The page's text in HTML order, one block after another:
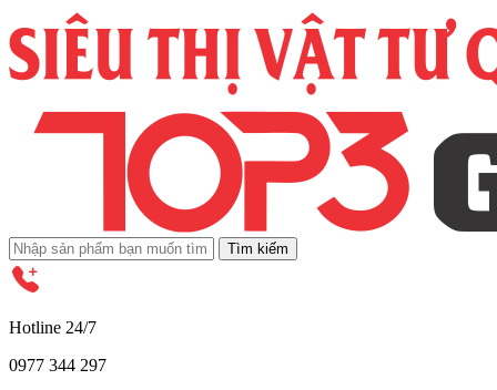
Tìm kiếm
Hotline 24/7
0977 344 297